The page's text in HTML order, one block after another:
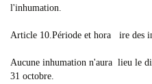
l'inhumation.
Article 10.Période et hora ire des
Aucune inhumation n'aura lieu le
31 octobre.